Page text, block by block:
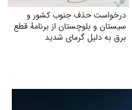
درخواست حذف جنوب کشور و
سیستان و بلوچستان از برنامهٔ قطع
برق به دلیل گرمای شدید